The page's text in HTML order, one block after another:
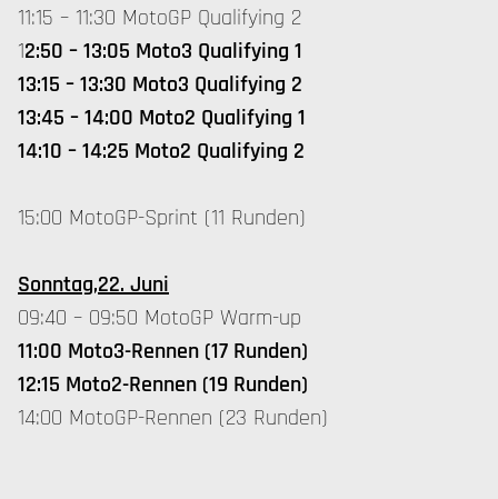
11:15 – 11:30 MotoGP Qualifying 2
12:50 – 13:05 Moto3 Qualifying 1
13:15 – 13:30 Moto3 Qualifying 2
13:45 – 14:00 Moto2 Qualifying 1
14:10 – 14:25 Moto2 Qualifying 2
15:00 MotoGP-Sprint (11 Runden)
Sonntag,22. Juni
09:40 – 09:50 MotoGP Warm-up
11:00 Moto3-Rennen (17 Runden)
12:15 Moto2-Rennen (19 Runden)
14:00 MotoGP-Rennen (23 Runden)